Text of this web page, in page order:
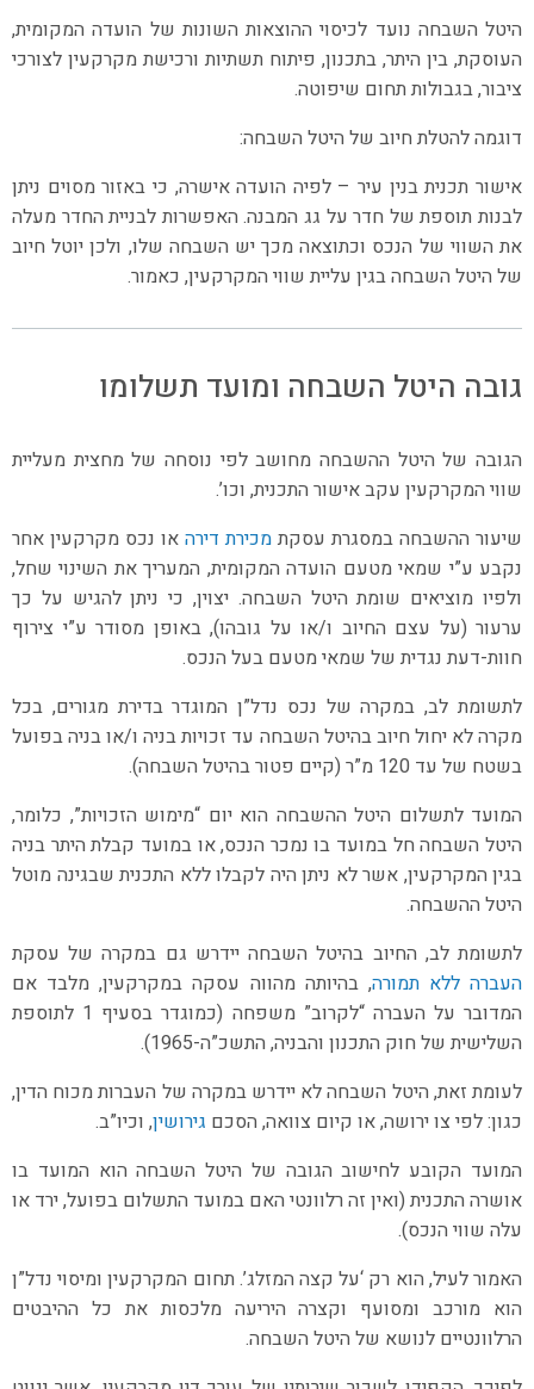
היטל השבחה נועד לכיסוי ההוצאות השונות של הועדה המקומית,
העוסקת, בין היתר, בתכנון, פיתוח תשתיות ורכישת מקרקעין לצורכי
ציבור, בגבולות תחום שיפוטה.
דוגמה להטלת חיוב של היטל השבחה:
אישור תכנית בנין עיר – לפיה הועדה אישרה, כי באזור מסוים ניתן
לבנות תוספת של חדר על גג המבנה. האפשרות לבניית החדר מעלה
את השווי של הנכס וכתוצאה מכך יש השבחה שלו, ולכן יוטל חיוב
של היטל השבחה בגין עליית שווי המקרקעין, כאמור.
גובה היטל השבחה ומועד תשלומו
הגובה של היטל ההשבחה מחושב לפי נוסחה של מחצית מעליית
שווי המקרקעין עקב אישור התכנית, וכו’.
שיעור ההשבחה במסגרת עסקת מכירת דירה או נכס מקרקעין אחר
נקבע ע”י שמאי מטעם הועדה המקומית, המעריך את השינוי שחל,
ולפיו מוציאים שומת היטל השבחה. יצוין, כי ניתן להגיש על כך
ערעור (על עצם החיוב ו/או על גובהו), באופן מסודר ע”י צירוף
חוות-דעת נגדית של שמאי מטעם בעל הנכס.
לתשומת לב, במקרה של נכס נדל”ן המוגדר בדירת מגורים, בכל
מקרה לא יחול חיוב בהיטל השבחה עד זכויות בניה ו/או בניה בפועל
בשטח של עד 120 מ”ר (קיים פטור בהיטל השבחה).
המועד לתשלום היטל ההשבחה הוא יום “מימוש הזכויות”, כלומר,
היטל השבחה חל במועד בו נמכר הנכס, או במועד קבלת היתר בניה
בגין המקרקעין, אשר לא ניתן היה לקבלו ללא התכנית שבגינה מוטל
היטל ההשבחה.
לתשומת לב, החיוב בהיטל השבחה יידרש גם במקרה של עסקת
העברה ללא תמורה, בהיותה מהווה עסקה במקרקעין, מלבד אם
המדובר על העברה “לקרוב” משפחה (כמוגדר בסעיף 1 לתוספת
השלישית של חוק התכנון והבניה, התשכ”ה-1965).
לעומת זאת, היטל השבחה לא יידרש במקרה של העברות מכוח הדין,
כגון: לפי צו ירושה, או קיום צוואה, הסכם גירושין, וכיו”ב.
המועד הקובע לחישוב הגובה של היטל השבחה הוא המועד בו
אושרה התכנית (ואין זה רלוונטי האם במועד התשלום בפועל, ירד או
עלה שווי הנכס).
האמור לעיל, הוא רק ‘על קצה המזלג’. תחום המקרקעין ומיסוי נדל”ן
הוא מורכב ומסועף וקצרה היריעה מלכסות את כל ההיבטים
הרלוונטיים לנושא של היטל השבחה.